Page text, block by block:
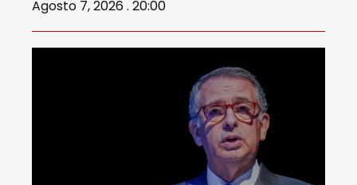
Agosto 7, 2026 . 20:00